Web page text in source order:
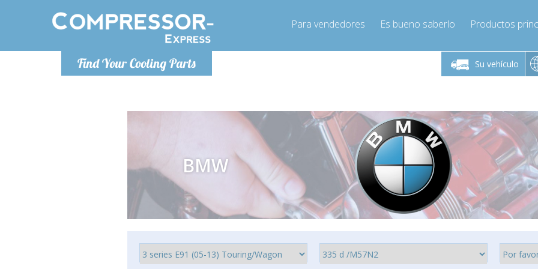
Find Your Cooling Parts
Para vendedores Es bueno saberlo Productos
Su vehículo
De lunes a viernes de 9:00 a De lunes a viernes de 9:00 a
16:00
Info@compressor-express.es
De lunes a
BMW